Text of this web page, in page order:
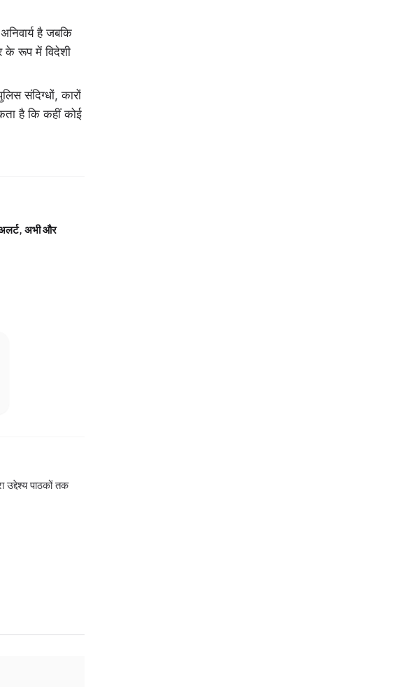
है जबकि
के रूप में विदेशी
संदिग्धों, कारों
है कि कहीं कोई
अभी और
पाठकों तक